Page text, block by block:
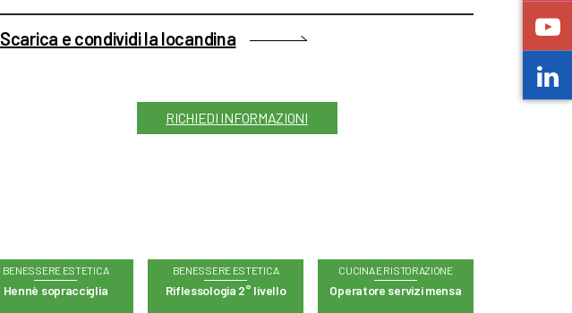
Scarica e condividi la locandina
RICHIEDI INFORMAZIONI
BENESSERE ESTETICA
Hennè sopracciglia
BENESSERE ESTETICA
Riflessologia 2° livello
CUCINA E RISTORAZIONE
Operatore servizi mensa